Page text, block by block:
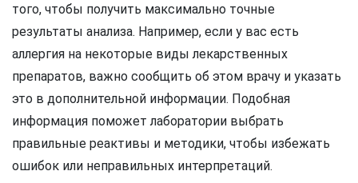
того, чтобы получить максимально точные
результаты анализа. Например, если у вас есть
аллергия на некоторые виды лекарственных
препаратов, важно сообщить об этом врачу и указать
это в дополнительной информации. Подобная
информация поможет лаборатории выбрать
правильные реактивы и методики, чтобы избежать
ошибок или неправильных интерпретаций.